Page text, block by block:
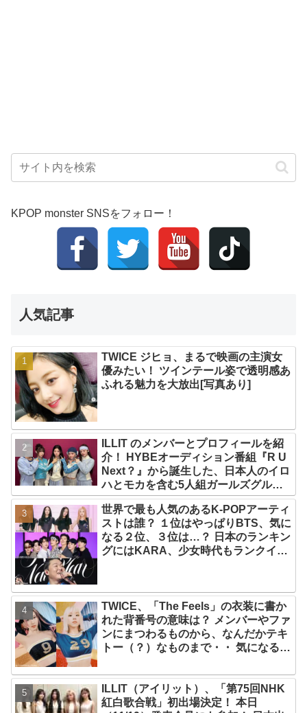
KPOP monster SNSをフォロー！
人気記事
TWICE ジヒョ、まるで映画の主演女
優みたい！ ツインテール姿で透明感あ
ふれる魅力を大放出[写真あり]
ILLIT のメンバーとプロフィールを紹
介！ HYBEオーディション番組『R U
Next？』から誕生した、日本人のイロ
ハとモカを含む5人組ガールズグルー
プ！ デビュー曲「Magnetic」がいき
なりの大ヒット
世界で最も人気のあるK-POPアーティ
ストは誰？ １位はやっぱりBTS、気に
なる２位、３位は…？ 日本のランキン
グにはKARA、少女時代もランクイ
TWICE、「The Feels」の衣装に書か
れた背番号の意味は？ メンバーやファ
ンにまつわるものから、なんだかテキ
トー（？）なものまで・・ 気になるそ
ILLIT（アイリット）、「第75回NHK
紅白歌合戦」初出場決定！ 本日